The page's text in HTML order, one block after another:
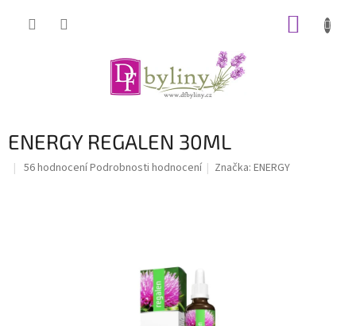
ENERGY REGALEN 30ML
Průměrné
56 hodnoceníPodrobnosti hodnocení Značka:ENERGY